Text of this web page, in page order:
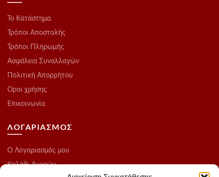
Το Kατάστημα
Τρόποι Αποστολής
Τρόποι Πληρωμής
Ασφάλεια Συναλλαγών
Πολιτική Απορρήτου
Οροι χρήσης
Επικοινωνία
ΛΟΓΑΡΙΑΣΜΟΣ
O Λογαριασμός μου
Καλάθι Αγορών